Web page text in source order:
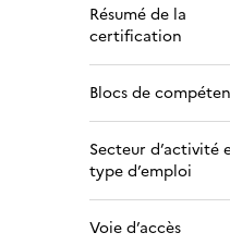
Résumé de la
certification
Blocs de
Secteur d’activité
type d’emploi
Voie d’accès